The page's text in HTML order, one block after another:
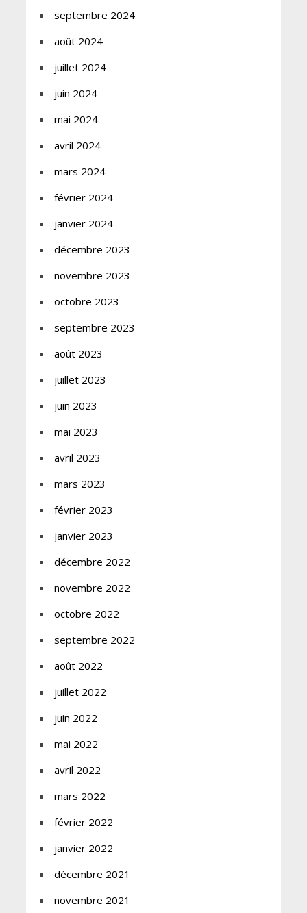
septembre 2024
août 2024
juillet 2024
juin 2024
mai 2024
avril 2024
mars 2024
février 2024
janvier 2024
décembre 2023
novembre 2023
octobre 2023
septembre 2023
août 2023
juillet 2023
juin 2023
mai 2023
avril 2023
mars 2023
février 2023
janvier 2023
décembre 2022
novembre 2022
octobre 2022
septembre 2022
août 2022
juillet 2022
juin 2022
mai 2022
avril 2022
mars 2022
février 2022
janvier 2022
décembre 2021
novembre 2021